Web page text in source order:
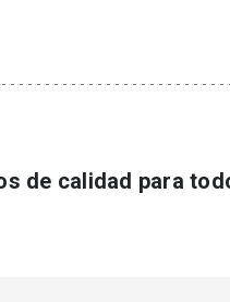
de calidad para